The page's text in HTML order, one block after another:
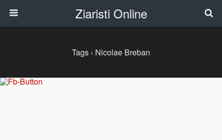
Ziaristi Online
Tags › Nicolae Breban